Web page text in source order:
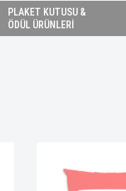
PLAKET KUTUSU &
ÖDÜL ÜRÜNLERİ